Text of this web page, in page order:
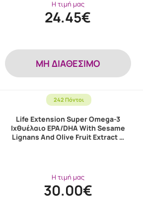
Η τιμή μας
24.45€
MH ΔΙΑΘΕΣΙΜΟ
242 Πόντοι
Life Extension Super Omega-3
Ιχθυέλαιο EPA/DHA With Sesame
Lignans And Olive Fruit Extract …
Η τιμή μας
30.00€